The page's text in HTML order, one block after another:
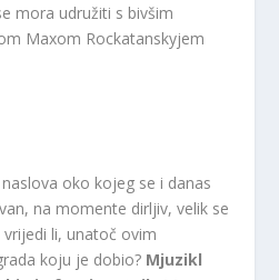
mora udružiti s bivšim
Maxom Rockatanskyjem
oko kojeg se i danas
na momente dirljiv, velik se
li, unatoč ovim
koju je dobio? Mjuzikl